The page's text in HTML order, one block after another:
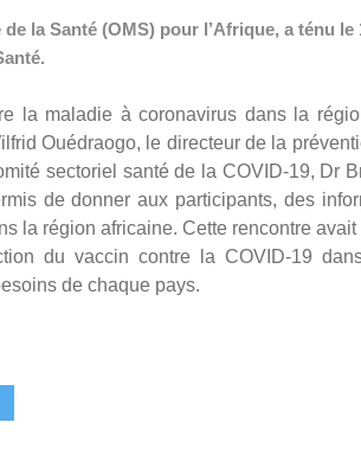
la Santé (OMS) pour l’Afrique, a ténu le
la maladie à coronavirus dans la
Ouédraogo, le directeur de la
sectoriel santé de la COVID-19, Dr
de donner aux participants, des
la région africaine. Cette rencontre
du vaccin contre la COVID-19
de chaque pays.